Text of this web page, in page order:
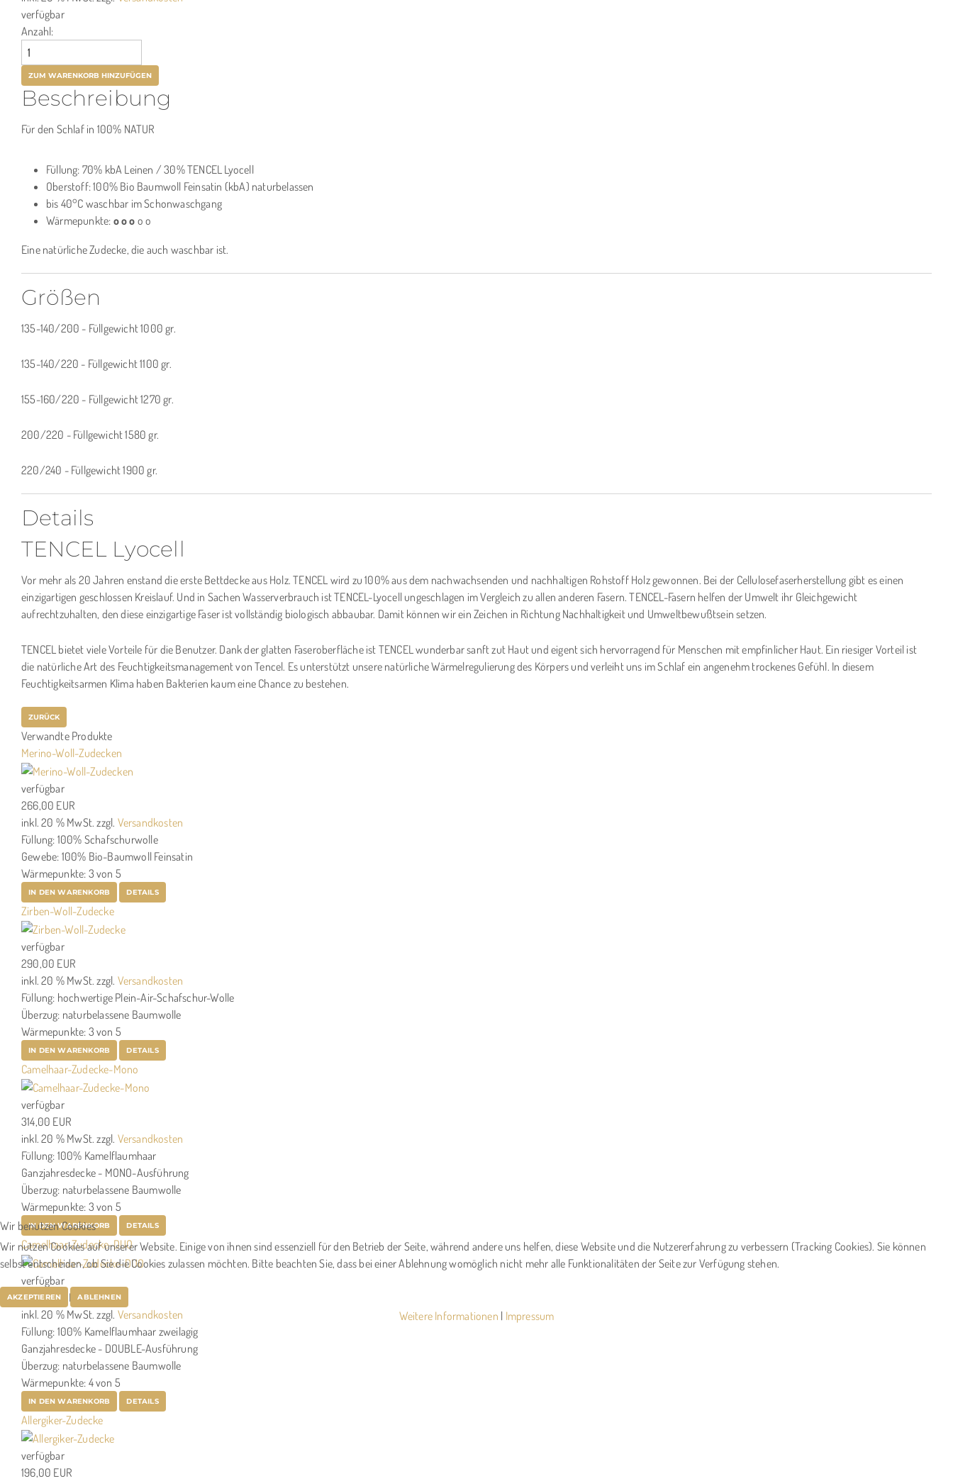
verfügbar
Anzahl:
Beschreibung
Für den Schlaf in 100% NATUR
Füllung: 70% kbA Leinen / 30% TENCEL Lyocell
Oberstoff: 100% Bio Baumwoll Feinsatin (kbA) naturbelassen
bis 40°C waschbar im Schonwaschgang
Wärmepunkte: oo o o o
Eine natürliche Zudecke, die auch waschbar ist.
Größen
135-140/200 - Füllgewicht 1000 gr.
135-140/220 - Füllgewicht 1100 gr.
155-160/220 - Füllgewicht 1270 gr.
200/220 - Füllgewicht 1580 gr.
220/240 - Füllgewicht 1900 gr.
Details
TENCEL Lyocell
Vor mehr als 20 Jahren enstand die erste Bettdecke aus Holz. TENCEL wird zu 100% aus dem nachwachsenden und nachhaltigen Rohstoff Holz gewonnen. Bei der Cellulosefaserherstellung gibt es einen
einzigartigen geschlossen Kreislauf. Und in Sachen Wasserverbrauch ist TENCEL-Lyocell ungeschlagen im Vergleich zu allen anderen Fasern. TENCEL-Fasern helfen der Umwelt ihr Gleichgewicht
aufrechtzuhalten, den diese einzigartige Faser ist vollständig biologisch abbaubar. Damit können wir ein Zeichen in Richtung Nachhaltigkeit und Umweltbewußtsein setzen.
TENCEL bietet viele Vorteile für die Benutzer. Dank der glatten Faseroberfläche ist TENCEL wunderbar sanft zut Haut und eigent sich hervorragend für Menschen mit empfinlicher Haut. Ein riesiger Vorteil ist
die natürliche Art des Feuchtigkeitsmanagement von Tencel. Es unterstützt unsere natürliche Wärmelregulierung des Körpers und verleiht uns im Schlaf ein angenehm trockenes Gefühl. In diesem
Feuchtigkeitsarmen Klima haben Bakterien kaum eine Chance zu bestehen.
Verwandte Produkte
Merino-Woll-Zudecken
verfügbar
266,00 EUR
inkl. 20 % MwSt. zzgl. Versandkosten
Füllung: 100% Schafschurwolle
Gewebe: 100% Bio-Baumwoll Feinsatin
Wärmepunkte: 3 von 5
IN DEN WARENKORB DETAILS
Zirben-Woll-Zudecke
verfügbar
290,00 EUR
inkl. 20 % MwSt. zzgl. Versandkosten
Füllung: hochwertige Plein-Air-Schafschur-Wolle
Überzug: naturbelassene Baumwolle
Wärmepunkte: 3 von 5
IN DEN WARENKORB DETAILS
Camelhaar-Zudecke-Mono
verfügbar
314,00 EUR
inkl. 20 % MwSt. zzgl. Versandkosten
Füllung: 100% Kamelflaumhaar
Ganzjahresdecke - MONO-Ausführung
Überzug: naturbelassene Baumwolle
Wärmepunkte: 3 von 5
IN DEN WARENKORB DETAILS
Camelhaar-Zudecke-DUO
verfügbar
368,00 EUR
inkl. 20 % MwSt. zzgl. Versandkosten
Füllung: 100% Kamelflaumhaar zweilagig
Ganzjahresdecke - DOUBLE-Ausführung
Überzug: naturbelassene Baumwolle
Wärmepunkte: 4 von 5
IN DEN WARENKORB DETAILS
Allergiker-Zudecke
verfügbar
196,00 EUR
Wir benutzen Cookies
Wir nutzen Cookies auf unserer Website. Einige von ihnen sind essenziell für den Betrieb der Seite, während andere uns helfen, diese Website und die Nutzererfahrung zu verbessern (Tracking Cookies). Sie können
selbst entscheiden, ob Sie die Cookies zulassen möchten. Bitte beachten Sie, dass bei einer Ablehnung womöglich nicht mehr alle Funktionalitäten der Seite zur Verfügung stehen.
AKZEPTIEREN ABLEHNEN
Weitere Informationen | Impressum